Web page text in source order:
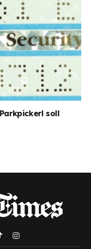
soll
Instagram